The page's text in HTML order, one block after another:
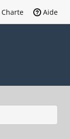
Charte Aide